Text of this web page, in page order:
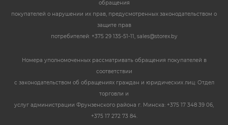
обращения
покупателей о нарушении их прав, предусмотренных законодательством о
защите прав
потребителей: +375 29 135-51-11, sales@storex.by
Номера уполномоченных рассматривать обращения покупателей в
соответствии
с законодательством об обращениях граждан и юридических лиц: Отдел
торговли и
услуг администрации Фрунзенского района г. Минска: +375 17 348 39 06,
+375 17 272 73 84.